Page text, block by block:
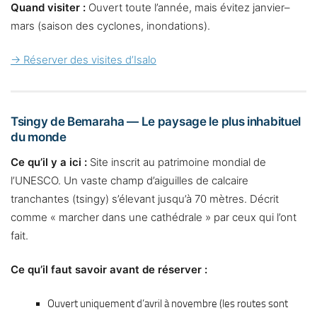
Quand visiter : Ouvert toute l’année, mais évitez janvier–
mars (saison des cyclones, inondations).
→ Réserver des visites d’Isalo
Tsingy de Bemaraha — Le paysage le plus inhabituel
du monde
Ce qu’il y a ici : Site inscrit au patrimoine mondial de
l’UNESCO. Un vaste champ d’aiguilles de calcaire
tranchantes (tsingy) s’élevant jusqu’à 70 mètres. Décrit
comme « marcher dans une cathédrale » par ceux qui l’ont
fait.
Ce qu’il faut savoir avant de réserver :
Ouvert uniquement d’avril à novembre (les routes sont